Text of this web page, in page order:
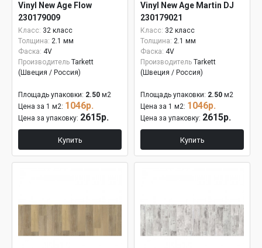
Vinyl New Age Flow
230179009
Класс: 32 класс
Толщина: 2.1 мм
Фаска: 4V
Производитель Tarkett
(Швеция / Россия)
Площадь упаковки: 2.50 м2
Цена за 1 м2: 1046р.
Цена за упаковку: 2615р.
Купить
Vinyl New Age Martin DJ
230179021
Класс: 32 класс
Толщина: 2.1 мм
Фаска: 4V
Производитель Tarkett
(Швеция / Россия)
Площадь упаковки: 2.50 м2
Цена за 1 м2: 1046р.
Цена за упаковку: 2615р.
Купить